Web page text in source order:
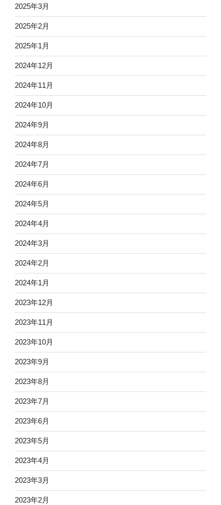
2025年3月
2025年2月
2025年1月
2024年12月
2024年11月
2024年10月
2024年9月
2024年8月
2024年7月
2024年6月
2024年5月
2024年4月
2024年3月
2024年2月
2024年1月
2023年12月
2023年11月
2023年10月
2023年9月
2023年8月
2023年7月
2023年6月
2023年5月
2023年4月
2023年3月
2023年2月